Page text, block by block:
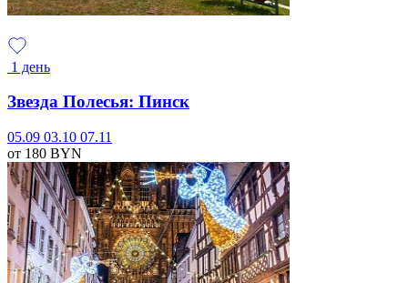
1 день
Звезда Полесья: Пинск
05.09 03.10 07.11
от 180 BYN